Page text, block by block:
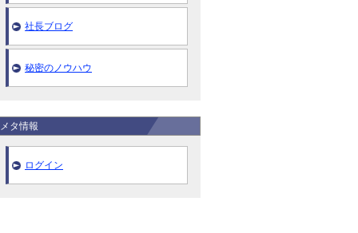
社長ブログ
秘密のノウハウ
メタ情報
ログイン